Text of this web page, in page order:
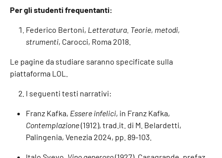
Per gli studenti frequentanti:
Federico Bertoni, Letteratura. Teorie, metodi,
strumenti, Carocci, Roma 2018.
Le pagine da studiare saranno specificate sulla
piattaforma LOL.
I seguenti testi narrativi:
Franz Kafka, Essere infelici, in Franz Kafka,
Contemplazione(1912), trad.it. di M. Belardetti,
Palingenia, Venezia 2024, pp. 89-103.